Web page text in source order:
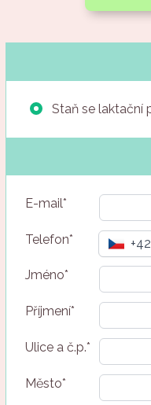
Staň se laktační
E-mail*
Telefon*
Jméno*
Příjmení*
Ulice a č.p.*
Město*